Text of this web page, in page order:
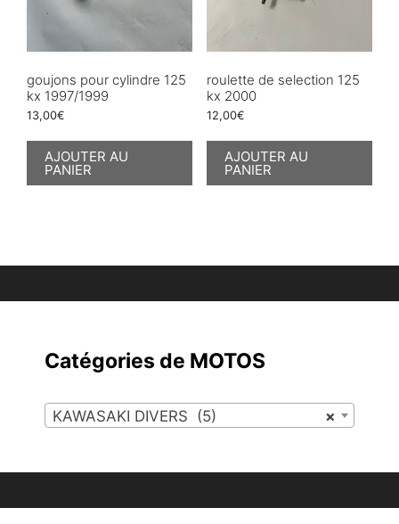
goujons pour cylindre 125
kx 1997/1999
13,00€
AJOUTER AU
PANIER
roulette de selection 125
kx 2000
12,00€
AJOUTER AU
PANIER
Catégories de MOTOS
×
KAWASAKI DIVERS (5)